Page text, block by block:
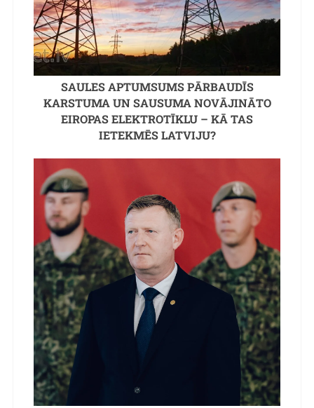
SAULES APTUMSUMS PĀRBAUDĪS
KARSTUMA UN SAUSUMA NOVĀJINĀTO
EIROPAS ELEKTROTĪKLU – KĀ TAS
IETEKMĒS LATVIJU?